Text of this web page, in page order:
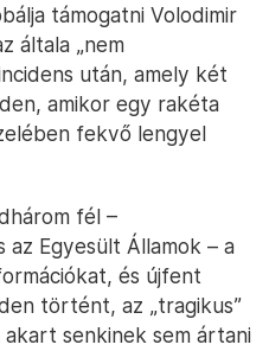
támogatni Volodimir
általa „nem
után, amely két
amikor egy rakéta
fekvő lengyel
fél –
az Egyesült Államok – a
és újfent
történt, az „tragikus”
senkinek sem ártani